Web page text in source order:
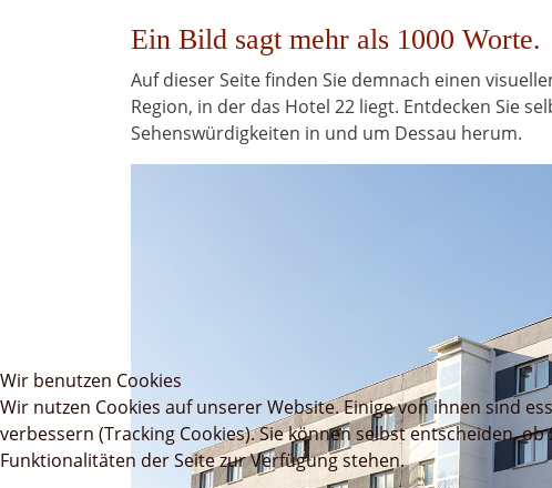
Ein Bild sagt mehr als 1000 Worte.
Auf dieser Seite finden Sie demnach einen
Region, in der das Hotel 22 liegt. Entdecken Sie
Sehenswürdigkeiten in und um Dessau herum.
Wir benutzen Cookies
Wir nutzen Cookies auf unserer Website. Einige von ihnen sind
verbessern (Tracking Cookies). Sie können selbst entscheiden,
Funktionalitäten der Seite zur Verfügung stehen.